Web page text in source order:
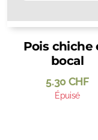
Pois chiche
bocal
5.30 CHF
Épuisé